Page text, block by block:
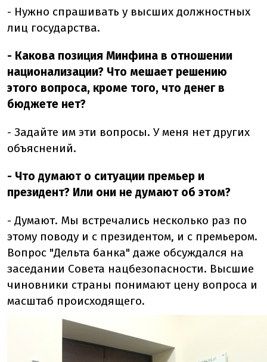
- Нужно спрашивать у высших должностных
лиц государства.
- Какова позиция Минфина в отношении
национализации? Что мешает решению
этого вопроса, кроме того, что денег в
бюджете нет?
- Задайте им эти вопросы. У меня нет других
объяснений.
- Что думают о ситуации премьер и
президент? Или они не думают об этом?
- Думают. Мы встречались несколько раз по
этому поводу и с президентом, и с премьером.
Вопрос "Дельта банка" даже обсуждался на
заседании Совета нацбезопасности. Высшие
чиновники страны понимают цену вопроса и
масштаб происходящего.